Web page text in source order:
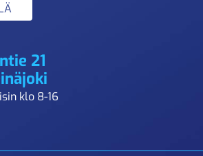
21
klo 8-16